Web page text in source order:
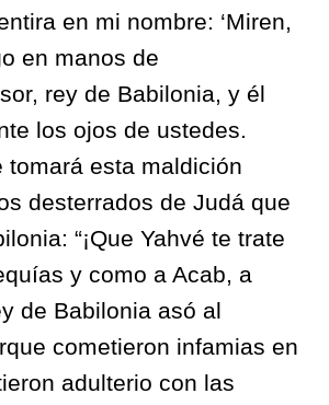
en mi nombre: ‘Miren,
en manos de
rey de Babilonia, y él
los ojos de ustedes.
tomará esta maldición
desterrados de Judá que
“¡Que Yahvé te trate
y como a Acab, a
de Babilonia asó al
cometieron infamias en
adulterio con las